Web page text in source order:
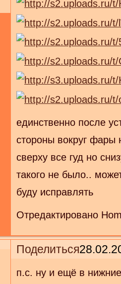
единственно после
стороны вокруг фары
сверху все гуд но
такого не было..
буду исправлять
Отредактировано
Поделиться
п.с. ну и ещё в